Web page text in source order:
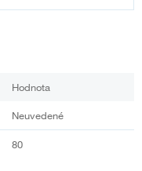
Hodnota
Neuvedené
80